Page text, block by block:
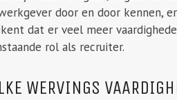
door en door kennen,
dat er veel meer
rol als recruiter.
WERVINGS